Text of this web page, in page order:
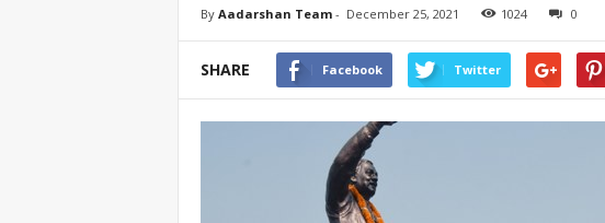
By Aadarshan Team- December 25, 2021 1024 0
SHARE Facebook Twitter